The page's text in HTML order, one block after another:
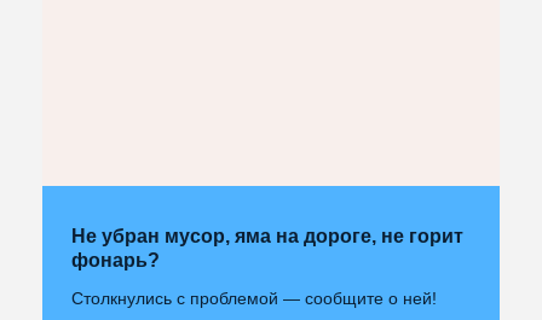
Не убран мусор, яма на дороге, не горит
фонарь?
Столкнулись с проблемой — сообщите о ней!